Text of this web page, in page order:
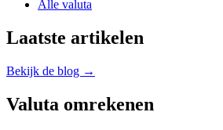
Alle valuta
Laatste artikelen
Bekijk de blog →
Valuta omrekenen